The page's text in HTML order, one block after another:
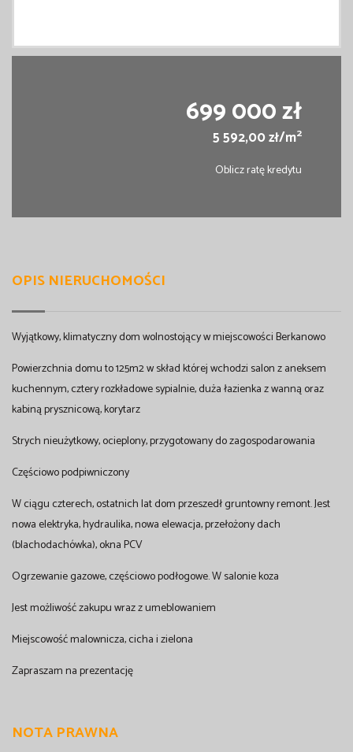
699 000 zł
5 592,00 zł/m2
Oblicz ratę kredytu
OPIS NIERUCHOMOŚCI
Wyjątkowy, klimatyczny dom wolnostojący w miejscowości Berkanowo
Powierzchnia domu to 125m2 w skład której wchodzi salon z aneksem
kuchennym, cztery rozkładowe sypialnie, duża łazienka z wanną oraz
kabiną prysznicową, korytarz
Strych nieużytkowy, ocieplony, przygotowany do zagospodarowania
Częściowo podpiwniczony
W ciągu czterech, ostatnich lat dom przeszedł gruntowny remont. Jest
nowa elektryka, hydraulika, nowa elewacja, przełożony dach
(blachodachówka), okna PCV
Ogrzewanie gazowe, częściowo podłogowe. W salonie koza
Jest możliwość zakupu wraz z umeblowaniem
Miejscowość malownicza, cicha i zielona
Zapraszam na prezentację
NOTA PRAWNA